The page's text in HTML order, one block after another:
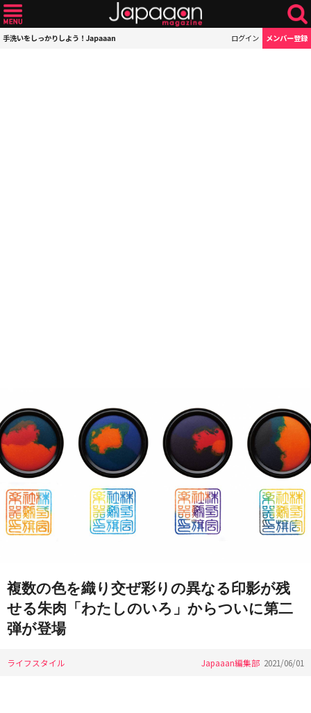
手洗いをしっかりしよう！Japaaan ログイン メンバー登録
複数の色を織り交ぜ彩りの異なる印影が残
せる朱肉「わたしのいろ」からついに第二
弾が登場
ライフスタイル Japaaan編集部 2021/06/01